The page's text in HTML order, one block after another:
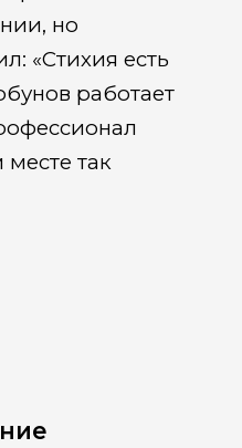
но
«Стихия есть
работает
месте так